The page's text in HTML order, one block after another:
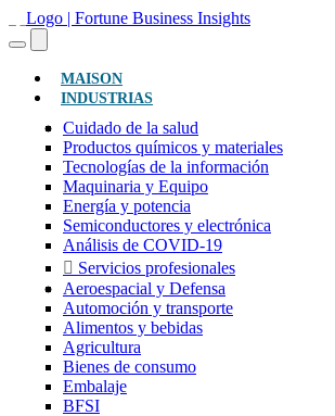
MAISON(ACTUAL)
INDUSTRIAS
Cuidado de la salud
Productos químicos y materiales
Tecnologías de la información
Maquinaria y Equipo
Energía y potencia
Semiconductores y electrónica
Análisis de COVID-19
Servicios profesionales
Aeroespacial y Defensa
Automoción y transporte
Alimentos y bebidas
Agricultura
Bienes de consumo
Embalaje
BFSI